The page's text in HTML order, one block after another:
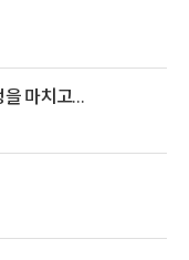
서
알고 배워서
시간이나
느낌과는 달리
어버린 것 같습니다.
림프절에 대한 터치를
한 교육이었다고
강하게 만들어서
고 싶습니다.
반으로 임했는데
손에 힘을 빼고
을 마치고…
나날을(일상을)